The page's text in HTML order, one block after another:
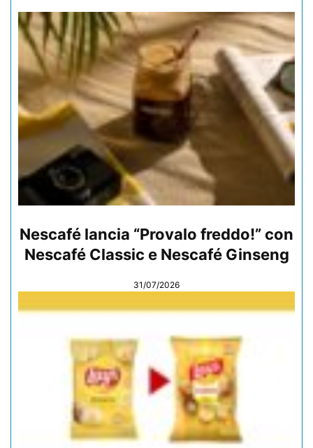
Nescafé lancia “Provalo freddo!” con
Nescafé Classic e Nescafé Ginseng
31/07/2026